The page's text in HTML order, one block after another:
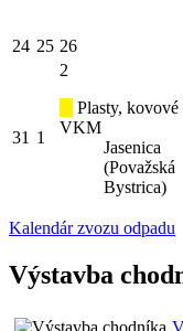
24 25 26
31 1
2
Plasty, kovové
VKM
Jasenica
(Považská
Bystrica)
Kalendár zvozu odpadu
Výstavba